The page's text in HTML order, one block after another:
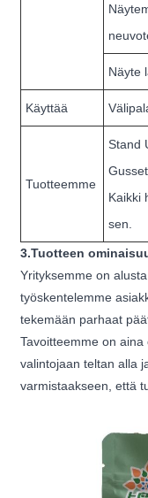
Näyte
Käyttää
Tuotteemme
Stand
Kaikki
sen.
3.Tuotteen
Yrityksemme on
työskentelemme
tekemään parhaat
Tavoitteemme on
valintojaan teltan alla
varmistaakseen, että